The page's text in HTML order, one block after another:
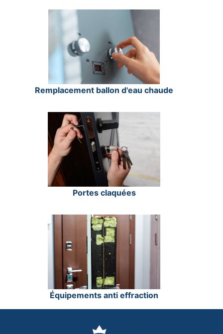
Remplacement ballon d'eau chaude
Portes claquées
Équipements anti effraction